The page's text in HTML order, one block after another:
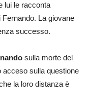
lui le racconta
Fernando. La giovane
successo.
sulla morte del
acceso sulla questione
la loro distanza è